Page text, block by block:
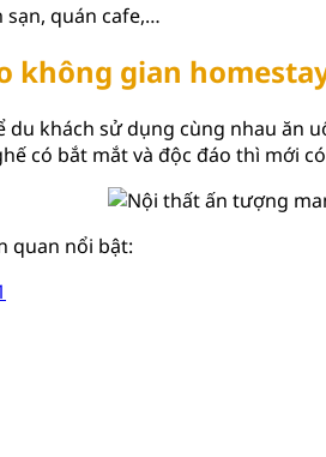
sạn, quán cafe,…
không gian
du khách sử dụng cùng nhau
có bắt mắt và độc đáo thì mới
quan nổi bật: